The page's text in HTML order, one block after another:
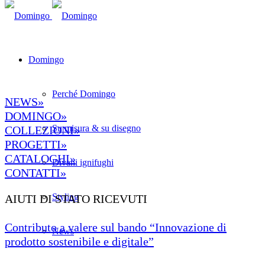
Domingo
Perché Domingo
Su misura & su disegno
Divani ignifughi
Styling
News
NEWS»
DOMINGO»
COLLEZIONI»
PROGETTI»
CATALOGHI»
CONTATTI»
AIUTI DI STATO RICEVUTI
Contributo a valere sul bando “Innovazione di
prodotto sostenibile e digitale”